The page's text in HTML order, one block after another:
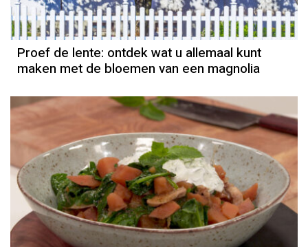
Proef de lente: ontdek wat u allemaal kunt
maken met de bloemen van een magnolia